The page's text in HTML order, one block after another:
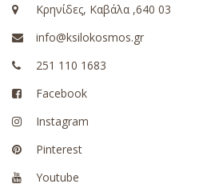
Κρηνίδες, Καβάλα ,640 03
info@ksilokosmos.gr
251 110 1683
Facebook
Instagram
Pinterest
Youtube